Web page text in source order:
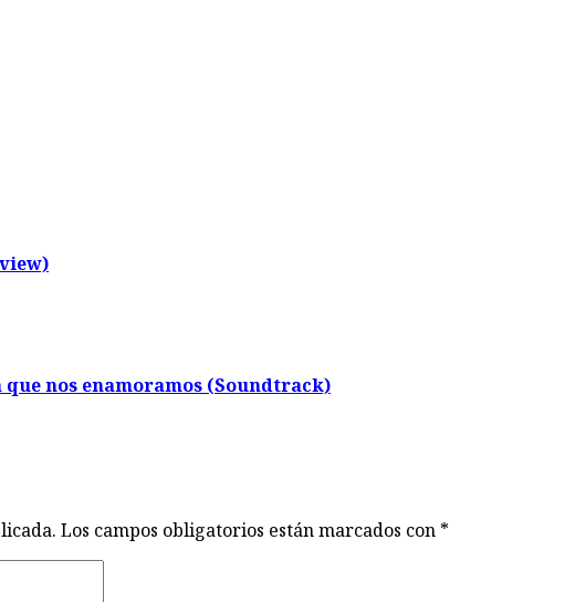
nos enamoramos (Soundtrack)
Los campos obligatorios están marcados con *